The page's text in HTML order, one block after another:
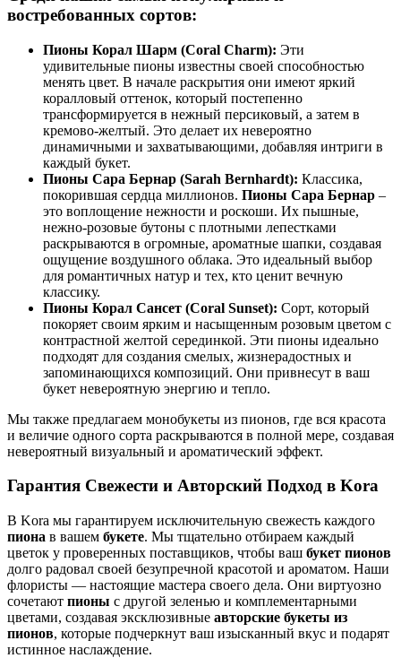
востребованных сортов:
Пионы Корал Шарм (Coral Charm): Эти
удивительные пионы известны своей способностью
менять цвет. В начале раскрытия они имеют яркий
коралловый оттенок, который постепенно
трансформируется в нежный персиковый, а затем в
кремово-желтый. Это делает их невероятно
динамичными и захватывающими, добавляя интриги в
каждый букет.
Пионы Сара Бернар (Sarah Bernhardt): Классика,
покорившая сердца миллионов. Пионы Сара Бернар –
это воплощение нежности и роскоши. Их пышные,
нежно-розовые бутоны с плотными лепестками
раскрываются в огромные, ароматные шапки, создавая
ощущение воздушного облака. Это идеальный выбор
для романтичных натур и тех, кто ценит вечную
классику.
Пионы Корал Сансет (Coral Sunset): Сорт, который
покоряет своим ярким и насыщенным розовым цветом с
контрастной желтой серединкой. Эти пионы идеально
подходят для создания смелых, жизнерадостных и
запоминающихся композиций. Они привнесут в ваш
букет невероятную энергию и тепло.
Мы также предлагаем монобукеты из пионов, где вся красота
и величие одного сорта раскрываются в полной мере, создавая
невероятный визуальный и ароматический эффект.
Гарантия Свежести и Авторский Подход в Kora
В Kora мы гарантируем исключительную свежесть каждого
пиона в вашем букете. Мы тщательно отбираем каждый
цветок у проверенных поставщиков, чтобы ваш букет пионов
долго радовал своей безупречной красотой и ароматом. Наши
флористы — настоящие мастера своего дела. Они виртуозно
сочетают пионы с другой зеленью и комплементарными
цветами, создавая эксклюзивные авторские букеты из
пионов, которые подчеркнут ваш изысканный вкус и подарят
истинное наслаждение.